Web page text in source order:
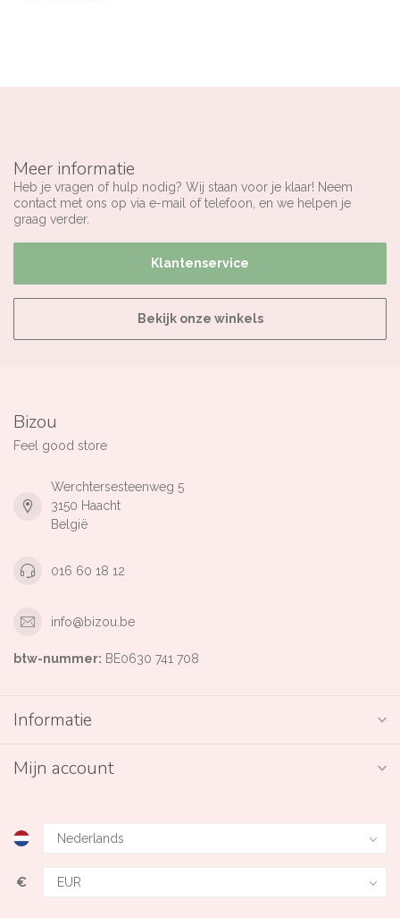
Meer informatie
Heb je vragen of hulp nodig? Wij staan voor je klaar! Neem
contact met ons op via e-mail of telefoon, en we helpen je
graag verder.
Klantenservice
Bekijk onze winkels
Bizou
Feel good store
Werchtersesteenweg 5
3150 Haacht
België
016 60 18 12
info@bizou.be
btw-nummer: BE0630 741 708
Informatie
Mijn account
€